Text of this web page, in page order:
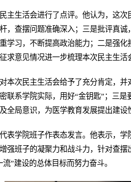
主生活会进行了点评。他认为，这
，查摆问题准确深入；三是批评真
学习，不断提高政治能力；二是强
求意见情况进一步梳理本次民主生
本次民主生活会给予了充分肯定，
联系学院实际，用好“金钥匙”；三
全局意识，为医学教育发展提出建设
表学院班子作表态发言。他表示，
强班子的凝聚力和战斗力，针对查
”建设的总体目标而努力奋斗。